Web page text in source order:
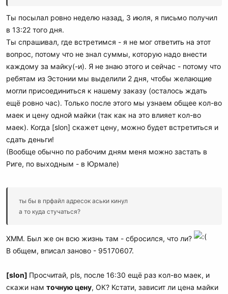
Ты посылал ровно неделю назад, 3 июля, я письмо получил
в 13:22 того дня.
Ты спрашивал, где встретимся - я не мог ответить на этот
вопрос, потому что не знал суммы, которую надо внести
каждому за майку(-и). Я не знаю этого и сейчас - потому что
ребятам из Эстонии мы выделили 2 дня, чтобы желающие
могли присоединиться к нашему заказу (осталось ждать
ещё ровно час). Только после этого мы узнаем общее кол-во
маек и цену одной майки (так как на это влияет кол-во
маек). Когда [slon] скажет цену, можно будет встретиться и
сдать деньги!
(Вообще обычно по рабочим дням меня можно застать в
Риге, по выходным - в Юрмале)
ты бы в прфайл адресок аськи кинул
а то куда стучаться?
ХММ. Был же он всю жизнь там - сбросился, что ли?
В общем, вписал заново - 95170607.
[slon] Просчитай, pls, после 16:30 ещё раз кол-во маек, и
скажи нам точную цену, ОК? Кстати, зависит ли цена майки